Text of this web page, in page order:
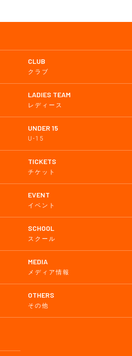
CLUB
クラブ
LADIES TEAM
レディース
UNDER 15
U-15
TICKETS
チケット
EVENT
イベント
SCHOOL
スクール
MEDIA
メディア情報
OTHERS
その他